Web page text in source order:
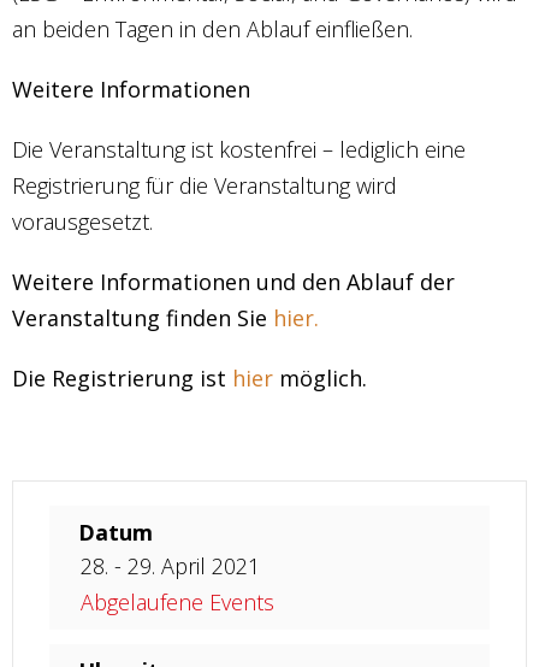
an beiden Tagen in den Ablauf einfließen.
Weitere Informationen
Die Veranstaltung ist kostenfrei – lediglich eine
Registrierung für die Veranstaltung wird
vorausgesetzt.
Weitere Informationen und den Ablauf der
Veranstaltung finden Sie hier.
Die Registrierung ist hier möglich.
Datum
28. - 29. April 2021
Abgelaufene Events